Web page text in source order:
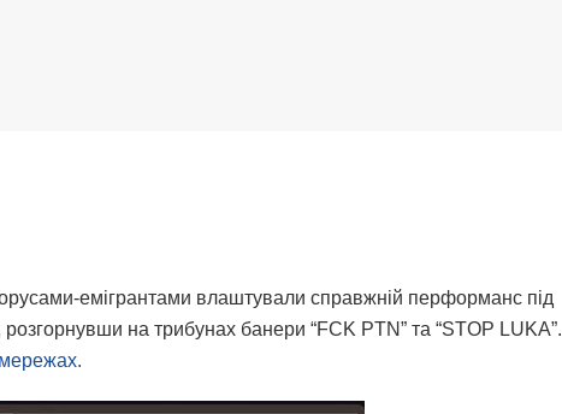
емігрантами влаштували справжній перформанс під
розгорнувши на трибунах банери “FCK PTN” та “STOP LUKA”.